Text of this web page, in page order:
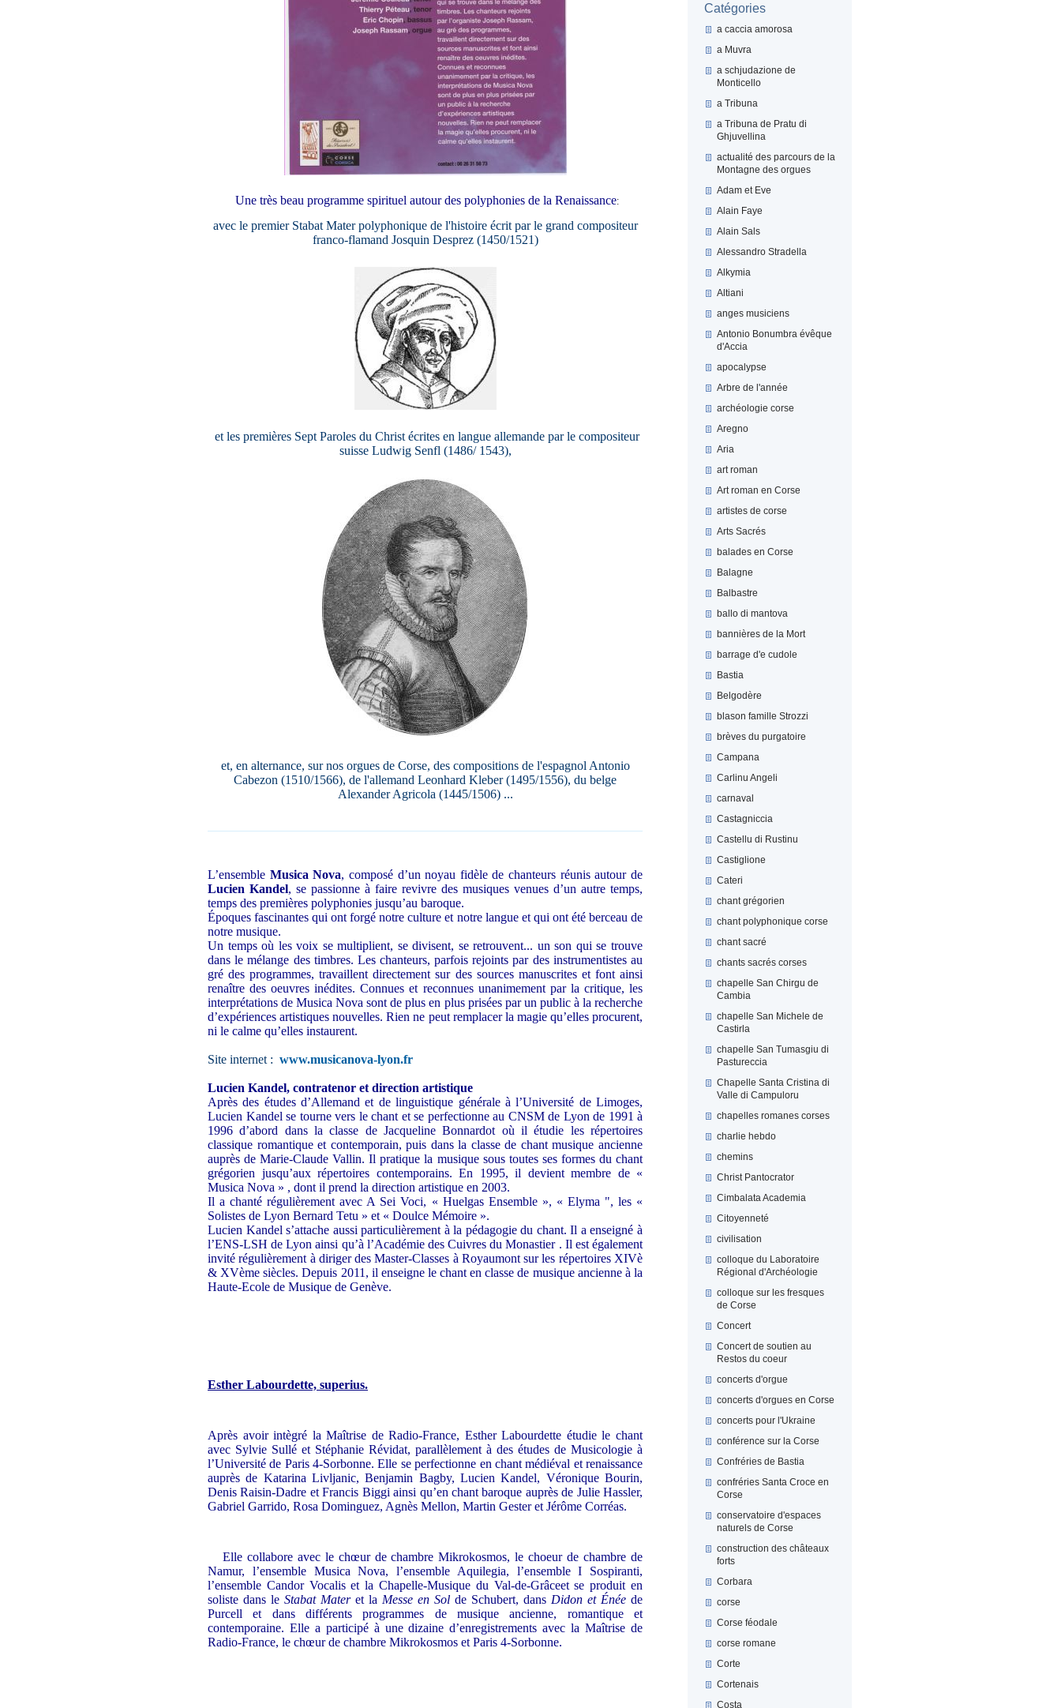
Catégories
a caccia amorosa
a Muvra
a schjudazione de
Monticello
a Tribuna
a Tribuna de Pratu di
Ghjuvellina
actualité des parcours de la
Montagne des orgues
Adam et Eve
Alain Faye
Alain Sals
Alessandro Stradella
Alkymia
Altiani
anges musiciens
Antonio Bonumbra évêque
d'Accia
apocalypse
Arbre de l'année
archéologie corse
Aregno
Aria
art roman
Art roman en Corse
artistes de corse
Arts Sacrés
balades en Corse
Balagne
Balbastre
ballo di mantova
bannières de la Mort
barrage d'e cudole
Bastia
Belgodère
blason famille Strozzi
brèves du purgatoire
Campana
Carlinu Angeli
carnaval
Castagniccia
Castellu di Rustinu
Castiglione
Cateri
chant grégorien
chant polyphonique corse
chant sacré
chants sacrés corses
chapelle San Chirgu de
Cambia
chapelle San Michele de
Castirla
chapelle San Tumasgiu di
Pastureccia
Chapelle Santa Cristina di
Valle di Campuloru
chapelles romanes corses
charlie hebdo
chemins
Christ Pantocrator
Cimbalata Academia
Citoyenneté
civilisation
colloque du Laboratoire
Régional d'Archéologie
colloque sur les fresques
de Corse
Concert
Concert de soutien au
Restos du coeur
concerts d'orgue
concerts d'orgues en Corse
concerts pour l'Ukraine
conférence sur la Corse
Confréries de Bastia
confréries Santa Croce en
Corse
conservatoire d'espaces
naturels de Corse
construction des châteaux
forts
Corbara
corse
Corse féodale
corse romane
Corte
Cortenais
Costa
Une très beau programme spirituel autour des polyphonies de la Renaissance:
avec le premier Stabat Mater polyphonique de l'histoire écrit par le grand compositeur
franco-flamand Josquin Desprez (1450/1521)
et les premières Sept Paroles du Christ écrites en langue allemande par le compositeur
suisse Ludwig Senfl (1486/ 1543),
et, en alternance, sur nos orgues de Corse, des compositions de l'espagnol Antonio
Cabezon (1510/1566), de l'allemand Leonhard Kleber (1495/1556), du belge
Alexander Agricola (1445/1506) ...
L’ensemble Musica Nova, composé d’un noyau fidèle de chanteurs réunis autour de
Lucien Kandel, se passionne à faire revivre des musiques venues d’un autre temps,
temps des premières polyphonies jusqu’au baroque.
Époques fascinantes qui ont forgé notre culture et notre langue et qui ont été berceau de
notre musique.
Un temps où les voix se multiplient, se divisent, se retrouvent... un son qui se trouve
dans le mélange des timbres. Les chanteurs, parfois rejoints par des instrumentistes au
gré des programmes, travaillent directement sur des sources manuscrites et font ainsi
renaître des oeuvres inédites. Connues et reconnues unanimement par la critique, les
interprétations de Musica Nova sont de plus en plus prisées par un public à la recherche
d’expériences artistiques nouvelles. Rien ne peut remplacer la magie qu’elles procurent,
ni le calme qu’elles instaurent.
Site internet : www.musicanova-lyon.fr
Lucien Kandel, contratenor et direction artistique
Après des études d’Allemand et de linguistique générale à l’Université de Limoges,
Lucien Kandel se tourne vers le chant et se perfectionne au CNSM de Lyon de 1991 à
1996 d’abord dans la classe de Jacqueline Bonnardot où il étudie les répertoires
classique romantique et contemporain, puis dans la classe de chant musique ancienne
auprès de Marie-Claude Vallin. Il pratique la musique sous toutes ses formes du chant
grégorien jusqu’aux répertoires contemporains. En 1995, il devient membre de «
Musica Nova » , dont il prend la direction artistique en 2003.
Il a chanté régulièrement avec A Sei Voci, « Huelgas Ensemble », « Elyma ", les «
Solistes de Lyon Bernard Tetu » et « Doulce Mémoire ».
Lucien Kandel s’attache aussi particulièrement à la pédagogie du chant. Il a enseigné à
l’ENS-LSH de Lyon ainsi qu’à l’Académie des Cuivres du Monastier . Il est également
invité régulièrement à diriger des Master-Classes à Royaumont sur les répertoires XIVè
& XVème siècles. Depuis 2011, il enseigne le chant en classe de musique ancienne à la
Haute-Ecole de Musique de Genève.
Esther Labourdette, superius.
Après avoir intègré la Maîtrise de Radio-France, Esther Labourdette étudie le chant
avec Sylvie Sullé et Stéphanie Révidat, parallèlement à des études de Musicologie à
l’Université de Paris 4-Sorbonne. Elle se perfectionne en chant médiéval et renaissance
auprès de Katarina Livljanic, Benjamin Bagby, Lucien Kandel, Véronique Bourin,
Denis Raisin-Dadre et Francis Biggi ainsi qu’en chant baroque auprès de Julie Hassler,
Gabriel Garrido, Rosa Dominguez, Agnès Mellon, Martin Gester et Jérôme Corréas.
Elle collabore avec le chœur de chambre Mikrokosmos, le choeur de chambre de
Namur, l’ensemble Musica Nova, l’ensemble Aquilegia, l’ensemble I Sospiranti,
l’ensemble Candor Vocalis et la Chapelle-Musique du Val-de-Grâceet se produit en
soliste dans le Stabat Materet la Messe en Sol de Schubert, dans Didon et Énée de
Purcell et dans différents programmes de musique ancienne, romantique et
contemporaine. Elle a participé à une dizaine d’enregistrements avec la Maîtrise de
Radio-France, le chœur de chambre Mikrokosmos et Paris 4-Sorbonne.